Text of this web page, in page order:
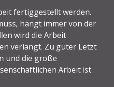
fertiggestellt werden.
hängt immer von der
wird die Arbeit
verlangt. Zu guter Letzt
und die große
Arbeit ist